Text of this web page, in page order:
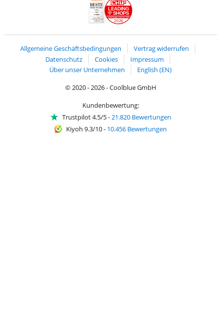
2026
LEADING
SHOPS
Allgemeine Geschäftsbedingungen
Vertrag widerrufen
Datenschutz
Cookies
Impressum
Über unser Unternehmen
English (EN)
© 2020 - 2026 - Coolblue GmbH
Kundenbewertung:
Trustpilot 4.5/5-21.820 Bewertungen
Kiyoh 9.3/10- 10.456 Bewertungen